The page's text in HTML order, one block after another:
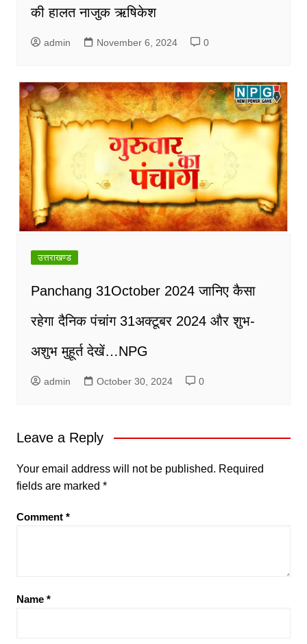
की हालत नाजुक ऋषिकेश
admin November 6, 2024 0
उत्तराखण्ड
Panchang 31October 2024 जानिए कैसा
रहेगा दैनिक पंचांग 31अक्टूबर 2024 और शुभ-
अशुभ मुहूर्त देखें…NPG
admin October 30, 2024 0
Leave a Reply
Your email address will not be published. Required
fields are marked *
Comment *
Name *